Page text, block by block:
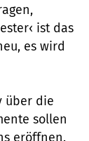
ist das
es wird
über die
sollen
eröffnen.